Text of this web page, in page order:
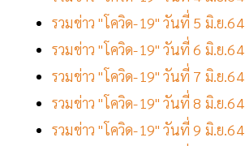
รวมข่าว "โควิด-19" วันที่ 5 มิ.ย.64
รวมข่าว "โควิด-19" วันที่ 6 มิ.ย.64
รวมข่าว "โควิด-19" วันที่ 7 มิ.ย.64
รวมข่าว "โควิด-19" วันที่ 8 มิ.ย.64
รวมข่าว "โควิด-19" วันที่ 9 มิ.ย.64